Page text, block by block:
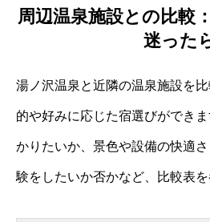
周辺温泉施設との比較
迷った
湯ノ沢温泉と近隣の温泉施設を
的や好みに応じた宿選びができ
かりたいか、景色や設備の快適
験をしたいか否かなど、比較表を